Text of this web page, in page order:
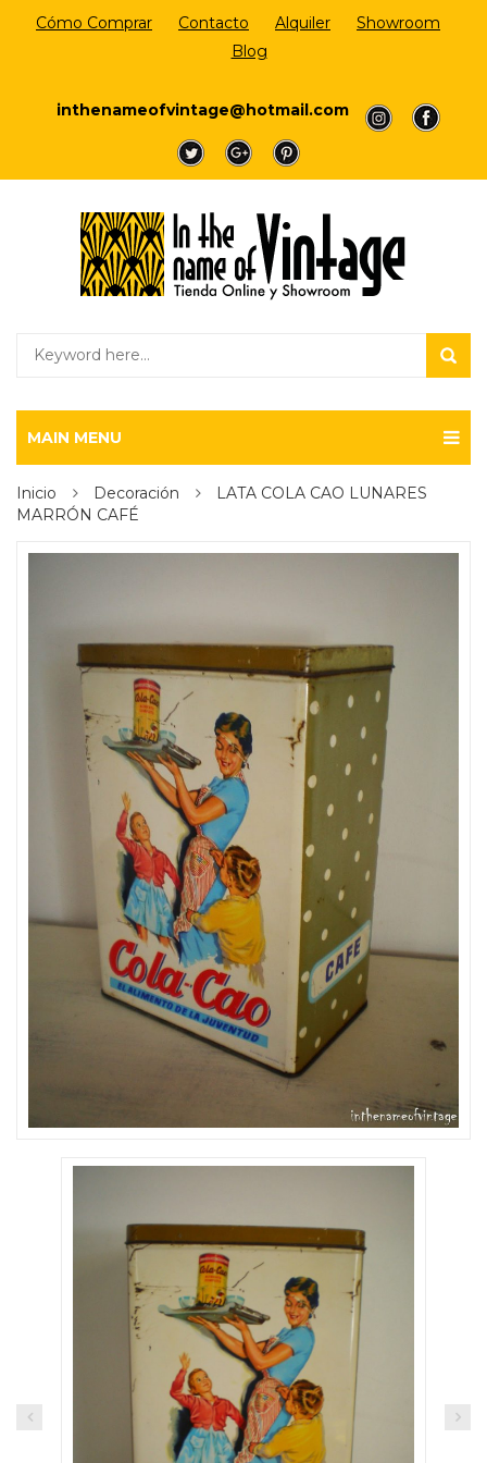
Cómo Comprar Contacto Alquiler
Showroom
Blog
inthenameofvintage@hotmail.com
a
a
a
a a
MAIN MENU
Inicio Decoración
LATA COLA CAO LUNARES
MARRÓN CAFÉ